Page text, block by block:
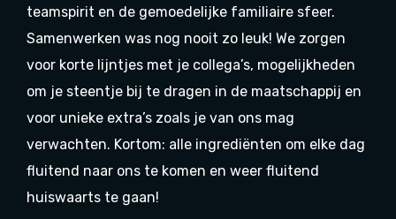
teamspirit en de gemoedelijke familiaire sfeer.
Samenwerken was nog nooit zo leuk! We zorgen
voor korte lijntjes met je collega’s, mogelijkheden
om je steentje bij te dragen in de maatschappij en
voor unieke extra’s zoals je van ons mag
verwachten. Kortom: alle ingrediënten om elke dag
fluitend naar ons te komen en weer fluitend
huiswaarts te gaan!